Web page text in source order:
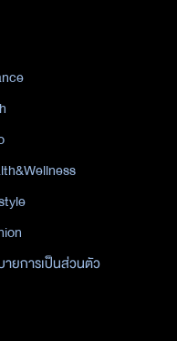
ายการเป็นส่วนตัว